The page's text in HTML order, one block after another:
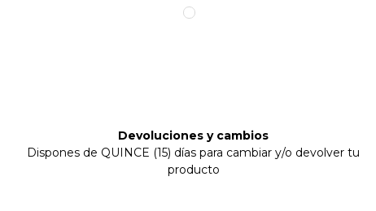
1
Devoluciones y cambios
Dispones de QUINCE (15) días para cambiar y/o devolver tu
producto